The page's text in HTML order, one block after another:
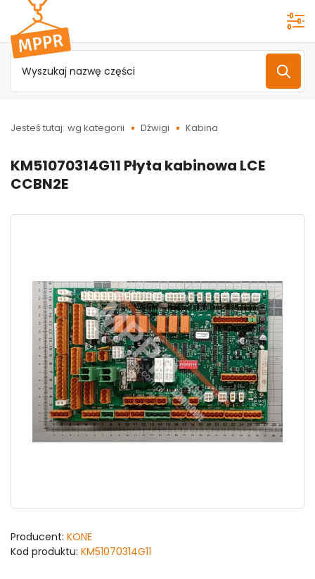
Przejdź do
menu
głównego
Jesteś tutaj: wg kategorii Dźwigi Kabina
KM51070314G11 Płyta kabinowa LCE
CCBN2E
Producent: KONE
Kod produktu: KM51070314G11